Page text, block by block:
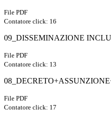
File PDF
Contatore click: 16
09_DISSEMINAZIONE
File PDF
Contatore click: 13
File PDF
Contatore click: 17